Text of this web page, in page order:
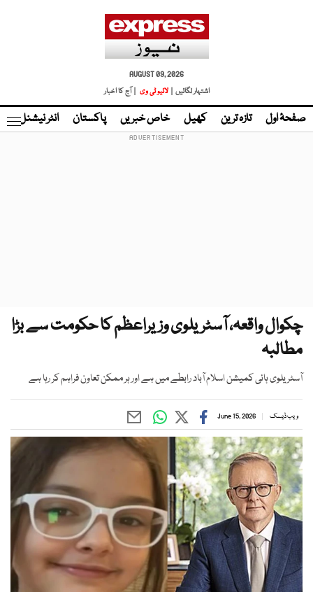
AUGUST 09, 2026
اشتہار لگائیں |
لائیو ٹی وی | آج کا اخبار
صفحۂ اول تازہ ترین کھیل خاص خبریں پاکستان انٹر نیشنل
چکوال واقعہ، آسٹریلوی وزیراعظم کا حکومت سے بڑا
مطالبہ
آسٹریلوی ہائی کمیشن اسلام آباد رابطے میں ہے اور ہر ممکن تعاون فراہم کر رہا ہے
ویب ڈیسک June 15, 2026